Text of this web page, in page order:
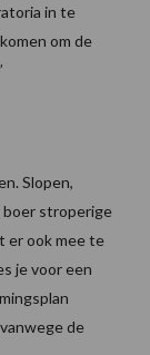
in te
om de
Slopen,
boer stroperige
er ook mee te
je voor een
de